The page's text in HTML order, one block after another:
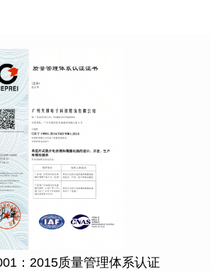
01：2015质量管理体系认证